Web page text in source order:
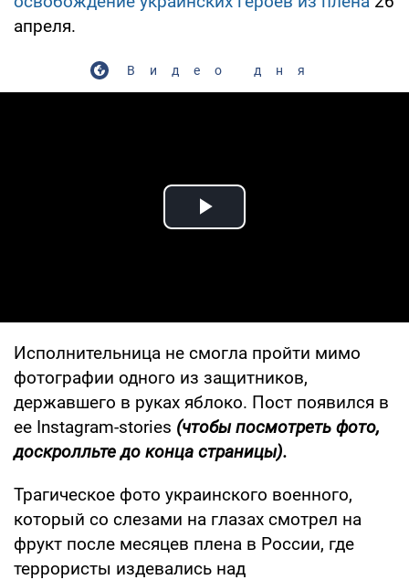
апреля.
Видео дня
Play Video
Исполнительница не смогла пройти мимо
фотографии одного из защитников,
державшего в руках яблоко. Пост появился в
ее Instagram-stories (чтобы посмотреть фото,
доскролльте до конца страницы).
Трагическое фото украинского военного,
который со слезами на глазах смотрел на
фрукт после месяцев плена в России, где
террористы издевались над